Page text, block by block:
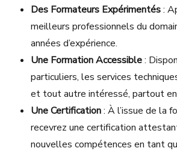
Des Formateurs Expérimentés:
meilleurs professionnels du
années d’expérience.
Une Formation Accessible:
particuliers, les services
et tout autre intéressé, partout en
Une Certification: À l’issue de la
recevrez une certification
nouvelles compétences en tant